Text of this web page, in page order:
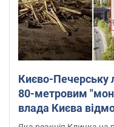
Києво-Печерську
80-метровим
влада Києва
будівництво